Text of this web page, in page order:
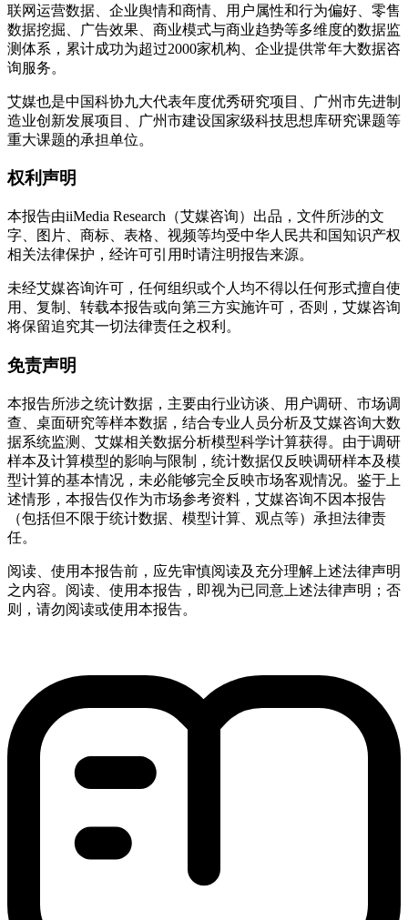
联网运营数据、企业舆情和商情、用户属性和行为偏好、零售
数据挖掘、广告效果、商业模式与商业趋势等多维度的数据监
测体系，累计成功为超过2000家机构、企业提供常年大数据咨
询服务。
艾媒也是中国科协九大代表年度优秀研究项目、广州市先进制
造业创新发展项目、广州市建设国家级科技思想库研究课题等
重大课题的承担单位。
权利声明
本报告由iiMedia Research（艾媒咨询）出品，文件所涉的文
字、图片、商标、表格、视频等均受中华人民共和国知识产权
相关法律保护，经许可引用时请注明报告来源。
未经艾媒咨询许可，任何组织或个人均不得以任何形式擅自使
用、复制、转载本报告或向第三方实施许可，否则，艾媒咨询
将保留追究其一切法律责任之权利。
免责声明
本报告所涉之统计数据，主要由行业访谈、用户调研、市场调
查、桌面研究等样本数据，结合专业人员分析及艾媒咨询大数
据系统监测、艾媒相关数据分析模型科学计算获得。由于调研
样本及计算模型的影响与限制，统计数据仅反映调研样本及模
型计算的基本情况，未必能够完全反映市场客观情况。鉴于上
述情形，本报告仅作为市场参考资料，艾媒咨询不因本报告
（包括但不限于统计数据、模型计算、观点等）承担法律责
任。
阅读、使用本报告前，应先审慎阅读及充分理解上述法律声明
之内容。阅读、使用本报告，即视为已同意上述法律声明；否
则，请勿阅读或使用本报告。